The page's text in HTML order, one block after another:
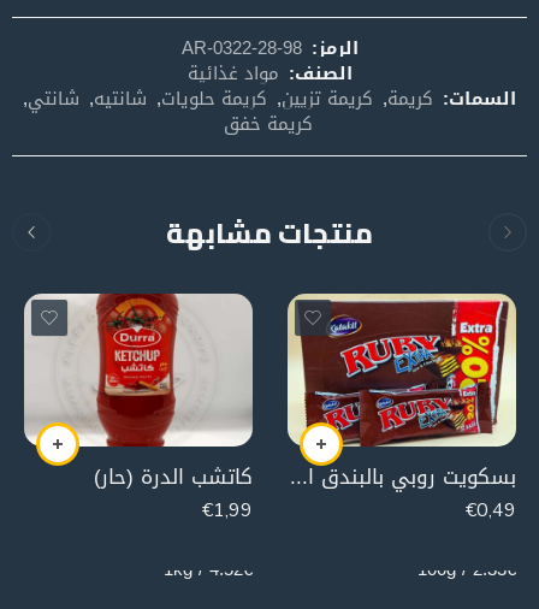
الرمز: AR-0322-28-98
الصنف: مواد غذائية
السمات: كريمة, كريمة تزيين, كريمة حلويات, شانتيه, شانتي,
كريمة خفق
منتجات مشابهة
بسكويت روبي بالبندق اكسترا( قطعة)
€0,49
2.33€ / 100g
كاتشب الدرة (حار)
€1,99
4.52€ / 1kg